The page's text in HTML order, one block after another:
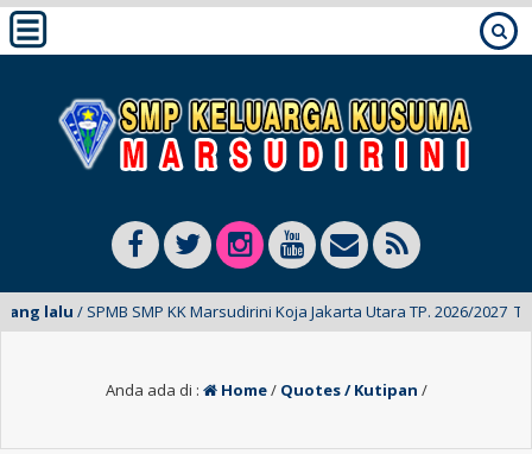
lalu/ SPMB SMP KK Marsudirini Koja Jakarta Utara TP. 2026/2027
Anda ada di : Home/ Quotes / Kutipan /